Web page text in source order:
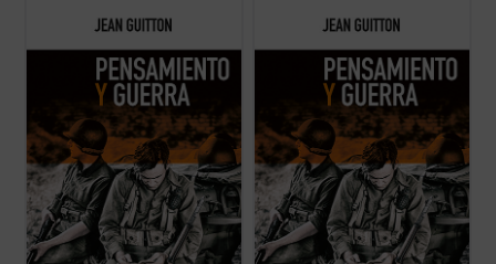
A lo largo de estos textos, reeditados
recientemente con la colaboración de los
Francia, Guitton evidencia la estrecha
vinculación entre el pensamiento
estratégico y la filosofía, pues «detrás de
A lo largo de estos textos, reeditados
recientemente con la colaboración de los
Francia, Guitton evidencia la estrecha
vinculación entre el pensamiento
estratégico y la filosofía, pues «detrás de